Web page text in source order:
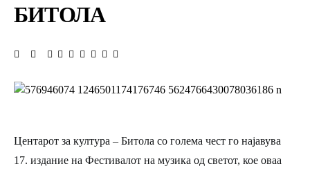
БИТОЛА
Центарот за култура – Битола со голема чест го најавува
17. издание на Фестивалот на музика од светот, кое оваа